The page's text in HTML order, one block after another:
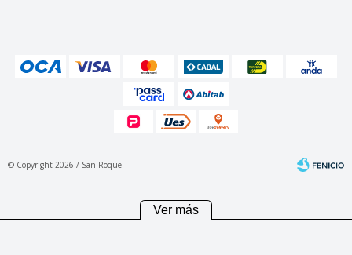
© Copyright 2026 / San Roque
Ver más